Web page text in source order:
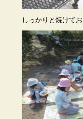
しっかりと焼けて